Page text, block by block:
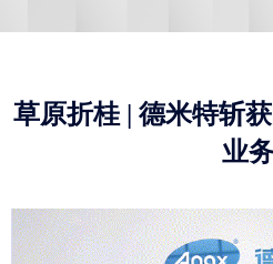
草原折桂 | 德米特斩
业